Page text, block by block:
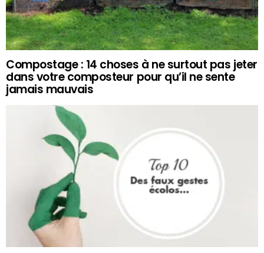
Compostage : 14 choses à ne surtout pas jeter
dans votre composteur pour qu’il ne sente
jamais mauvais